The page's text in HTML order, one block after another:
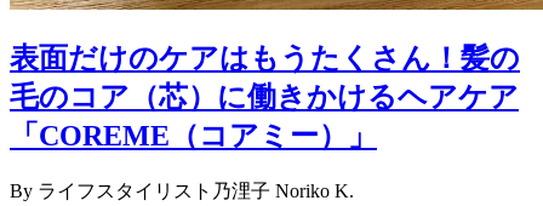
表面だけのケアはもうたくさん！髪の
毛のコア（芯）に働きかけるヘアケア
「COREME（コアミー）」
By ライフスタイリスト乃浬子 Noriko K.